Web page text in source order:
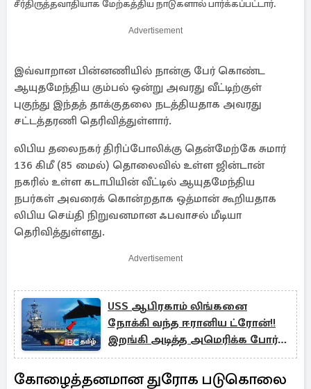
சீர்திருத்தவாதியாக மேற்கத்திய நாடுகளால் பார்க்கப்பட்டார்.
Advertisement
இவ்வாறான பின்னணியில் நான்கு பேர் கொண்ட
ஆயுதமேந்திய கும்பல் ஒன்று அவரது வீட்டிற்குள்
புகுந்து இந்தத் தாக்குதலை நடத்தியதாக அவரது
சட்டத்தரணி தெரிவித்துள்ளார்.
லிபிய தலைநகர் திரிப்போலிக்கு தென்மேற்கே சுமார்
136 கிமீ (85 மைல்) தொலைவில் உள்ள ஜின்டான்
நகரில் உள்ள கடாபியின் வீட்டில் ஆயுதமேந்திய
நபர்கள் அவரைக் கொன்றதாக ஒத்மான் கூறியதாக
லிபிய செய்தி நிறுவனமான ஃபவாசல் மீடியா
தெரிவித்துள்ளது.
Advertisement
USS ஆபிரகாம் லிங்கனை
நோக்கி வந்த ஈரானிய ட்ரோன்!!
இறங்கி அடித்த அமெரிக்க போர்
விமானம்
கோழைத்தனமான துரோக படுகொலை